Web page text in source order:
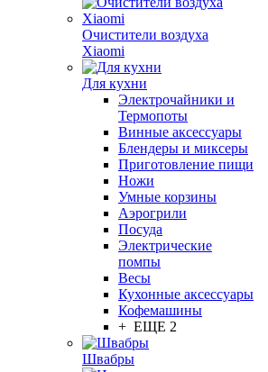
Очистители воздуха
Xiaomi
Для кухни
Электрочайники и
Термопоты
Винные аксессуары
Блендеры и миксеры
Приготовление пищи
Ножи
Умные корзины
Аэрогрили
Посуда
Электрические
помпы
Весы
Кухонные аксессуары
Кофемашины
+ ЕЩЕ 2
Швабры